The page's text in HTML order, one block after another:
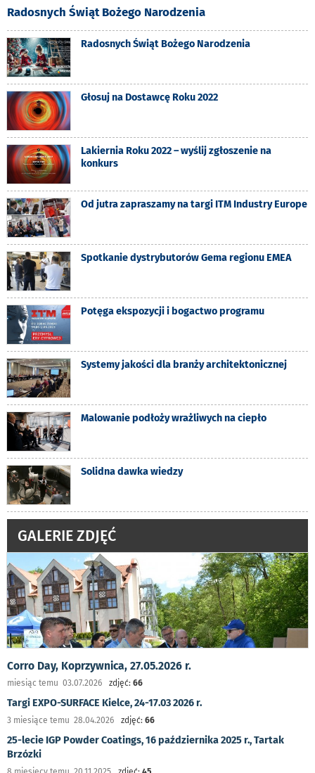
Radosnych Świąt Bożego Narodzenia
Radosnych Świąt Bożego Narodzenia
Głosuj na Dostawcę Roku 2022
Lakiernia Roku 2022 – wyślij zgłoszenie na
konkurs
Od jutra zapraszamy na targi ITM Industry Europe
Spotkanie dystrybutorów Gema regionu EMEA
Potęga ekspozycji i bogactwo programu
Systemy jakości dla branży architektonicznej
Malowanie podłoży wrażliwych na ciepło
Solidna dawka wiedzy
GALERIE ZDJĘĆ
Corro Day, Koprzywnica, 27.05.2026 r.
miesiąc temu 03.07.2026 zdjęć: 66
Targi EXPO-SURFACE Kielce, 24-17.03 2026 r.
3 miesiące temu 28.04.2026 zdjęć: 66
25-lecie IGP Powder Coatings, 16 października 2025 r., Tartak
Brzózki